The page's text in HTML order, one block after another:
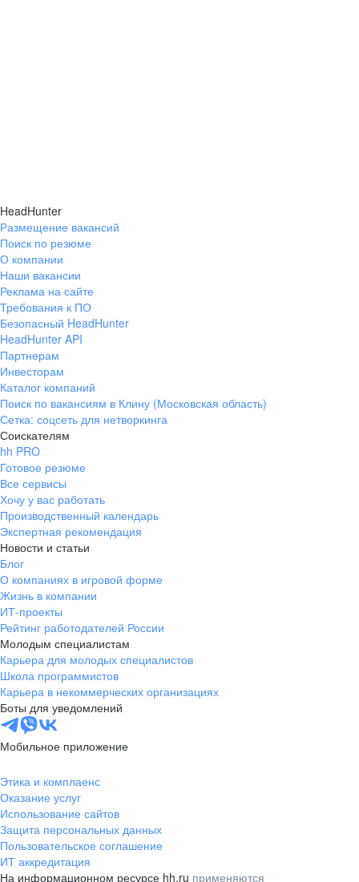
HeadHunter
Размещение вакансий
Поиск по резюме
О компании
Наши вакансии
Реклама на сайте
Требования к ПО
Безопасный HeadHunter
HeadHunter API
Партнерам
Инвесторам
Каталог компаний
Поиск по вакансиям в Клину (Московская область)
Сетка: соцсеть для нетворкинга
Соискателям
hh PRO
Готовое резюме
Все сервисы
Хочу у вас работать
Производственный календарь
Экспертная рекомендация
Новости и статьи
Блог
О компаниях в игровой форме
Жизнь в компании
ИТ-проекты
Рейтинг работодателей России
Молодым специалистам
Карьера для молодых специалистов
Школа программистов
Карьера в некоммерческих организациях
Боты для уведомлений
Мобильное приложение
Этика и комплаенс
Оказание услуг
Использование сайтов
Защита персональных данных
Пользовательское соглашение
ИТ аккредитация
На информационном ресурсе hh.ru применяются